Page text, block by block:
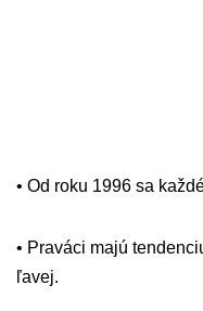
• Od roku 1996 sa
• Praváci majú
ľavej.